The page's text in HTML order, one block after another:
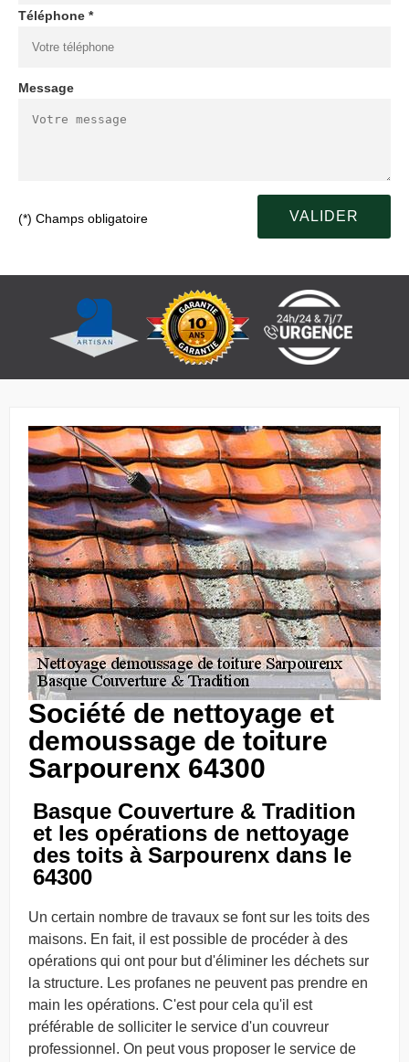
Téléphone *
Message
(*) Champs obligatoire
Société de nettoyage et
demoussage de toiture
Sarpourenx 64300
Basque Couverture & Tradition
et les opérations de nettoyage
des toits à Sarpourenx dans le
64300
Un certain nombre de travaux se font sur les toits des
maisons. En fait, il est possible de procéder à des
opérations qui ont pour but d'éliminer les déchets sur
la structure. Les profanes ne peuvent pas prendre en
main les opérations. C'est pour cela qu'il est
préférable de solliciter le service d'un couvreur
professionnel. On peut vous proposer le service de